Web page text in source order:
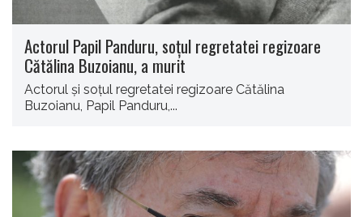
Actorul Papil Panduru, soțul regretatei regizoare
Cătălina Buzoianu, a murit
Actorul și soțul regretatei regizoare Cătălina
Buzoianu, Papil Panduru,...